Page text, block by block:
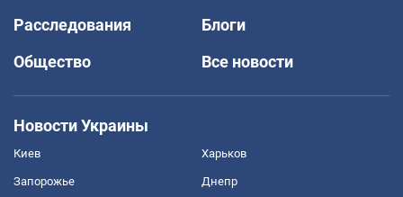
Расследования
Блоги
Общество
Все новости
Новости Украины
Киев Харьков
Запорожье Днепр